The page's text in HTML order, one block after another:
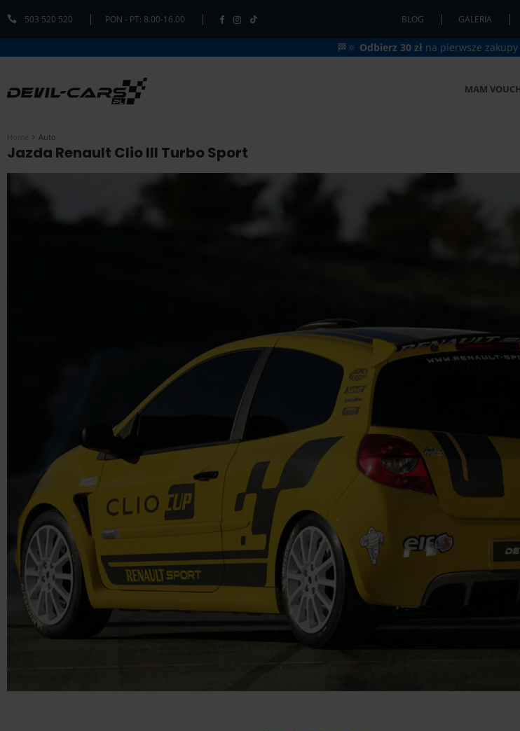
503 520 520 PON - PT: 8.00-16.00 BLOG GALERIA
🏁🔆 Odbierz 30 zł na pierwsze zakupy
MAM
Home Auto
Jazda Renault Clio III Turbo Sport